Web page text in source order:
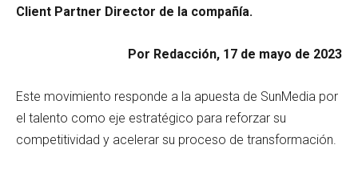
Client Partner Director de la compañía.
Por Redacción, 17 de mayo de 2023
Este movimiento responde a la apuesta de SunMedia por
el talento como eje estratégico para reforzar su
competitividad y acelerar su proceso de transformación.